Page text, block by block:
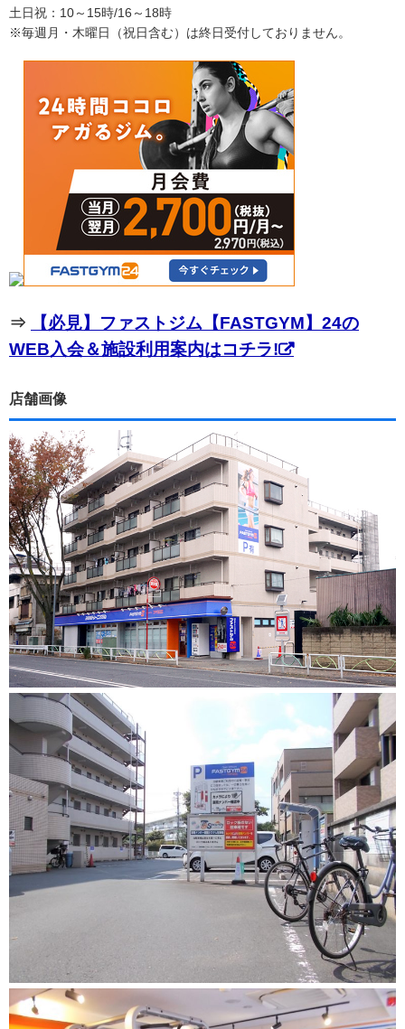
土日祝：10～15時/16～18時
※毎週月・木曜日（祝日含む）は終日受付しておりません。
⇒
【必見】ファストジム【FASTGYM】24の
WEB入会＆施設利用案内はコチラ!
店舗画像